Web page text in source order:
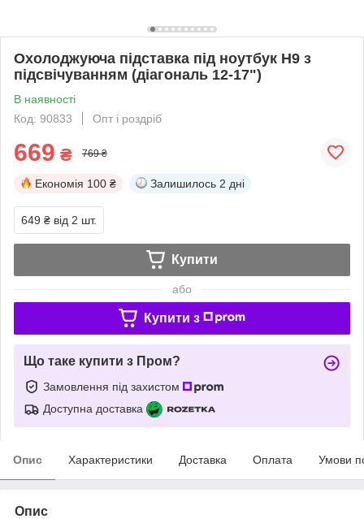
Охолоджуюча підставка під ноутбук H9 з
підсвічуванням (діагональ 12-17")
В наявності
Код: 90833
Опт і роздріб
669 ₴ 769 ₴
Економія 100 ₴ Залишилось 2 дні
649 ₴ від 2 шт.
Купити
або
Купити з
Що таке купити з Пром?
Замовлення під захистом
Доступна доставка
Опис Характеристики Доставка Оплата Умови
Опис